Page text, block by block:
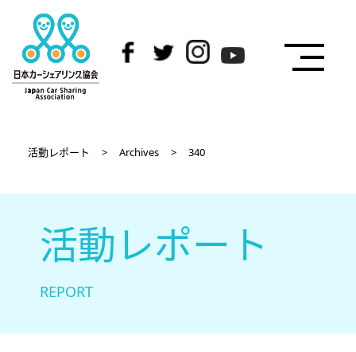
活動レポート > Archives > 340
活動レポート
REPORT